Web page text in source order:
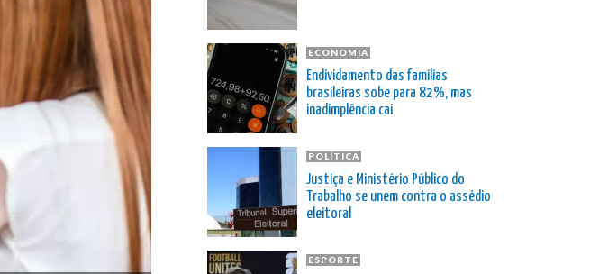
ECONOMIA
Endividamento das famílias
brasileiras sobe para 82%, mas
inadimplência cai
POLÍTICA
Justiça e Ministério Público do
Trabalho se unem contra o assédio
eleitoral
ESPORTE